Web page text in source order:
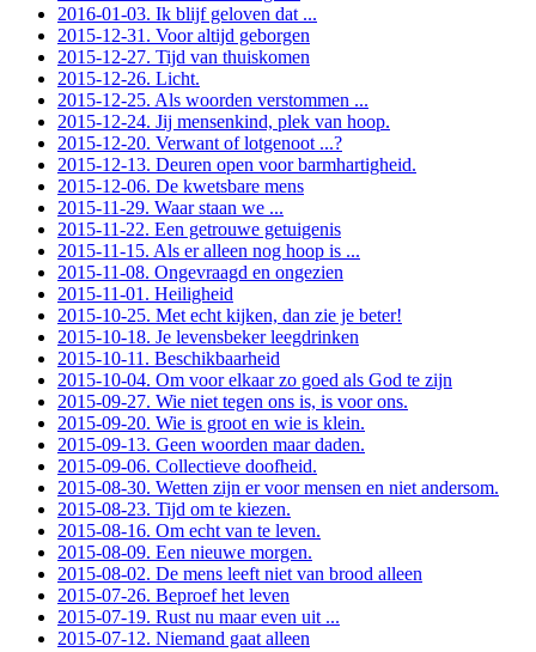
2016-01-03. Ik blijf geloven dat ...
2015-12-31. Voor altijd geborgen
2015-12-27. Tijd van thuiskomen
2015-12-26. Licht.
2015-12-25. Als woorden verstommen ...
2015-12-24. Jij mensenkind, plek van hoop.
2015-12-20. Verwant of lotgenoot ...?
2015-12-13. Deuren open voor barmhartigheid.
2015-12-06. De kwetsbare mens
2015-11-29. Waar staan we ...
2015-11-22. Een getrouwe getuigenis
2015-11-15. Als er alleen nog hoop is ...
2015-11-08. Ongevraagd en ongezien
2015-11-01. Heiligheid
2015-10-25. Met echt kijken, dan zie je beter!
2015-10-18. Je levensbeker leegdrinken
2015-10-11. Beschikbaarheid
2015-10-04. Om voor elkaar zo goed als God te zijn
2015-09-27. Wie niet tegen ons is, is voor ons.
2015-09-20. Wie is groot en wie is klein.
2015-09-13. Geen woorden maar daden.
2015-09-06. Collectieve doofheid.
2015-08-30. Wetten zijn er voor mensen en niet andersom.
2015-08-23. Tijd om te kiezen.
2015-08-16. Om echt van te leven.
2015-08-09. Een nieuwe morgen.
2015-08-02. De mens leeft niet van brood alleen
2015-07-26. Beproef het leven
2015-07-19. Rust nu maar even uit ...
2015-07-12. Niemand gaat alleen